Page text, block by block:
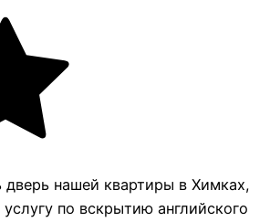
дверь нашей квартиры в Химках,
по вскрытию английского